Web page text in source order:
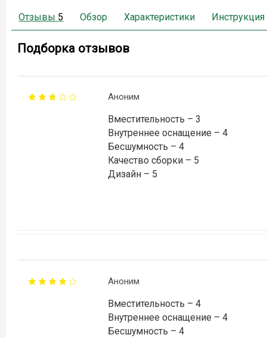
Отзывы 5 Обзор Характеристики Инструкция
Подборка отзывов
Аноним
Вместительность – 3
Внутреннее оснащение – 4
Бесшумность – 4
Качество сборки – 5
Дизайн – 5
Аноним
Вместительность – 4
Внутреннее оснащение – 4
Бесшумность – 4